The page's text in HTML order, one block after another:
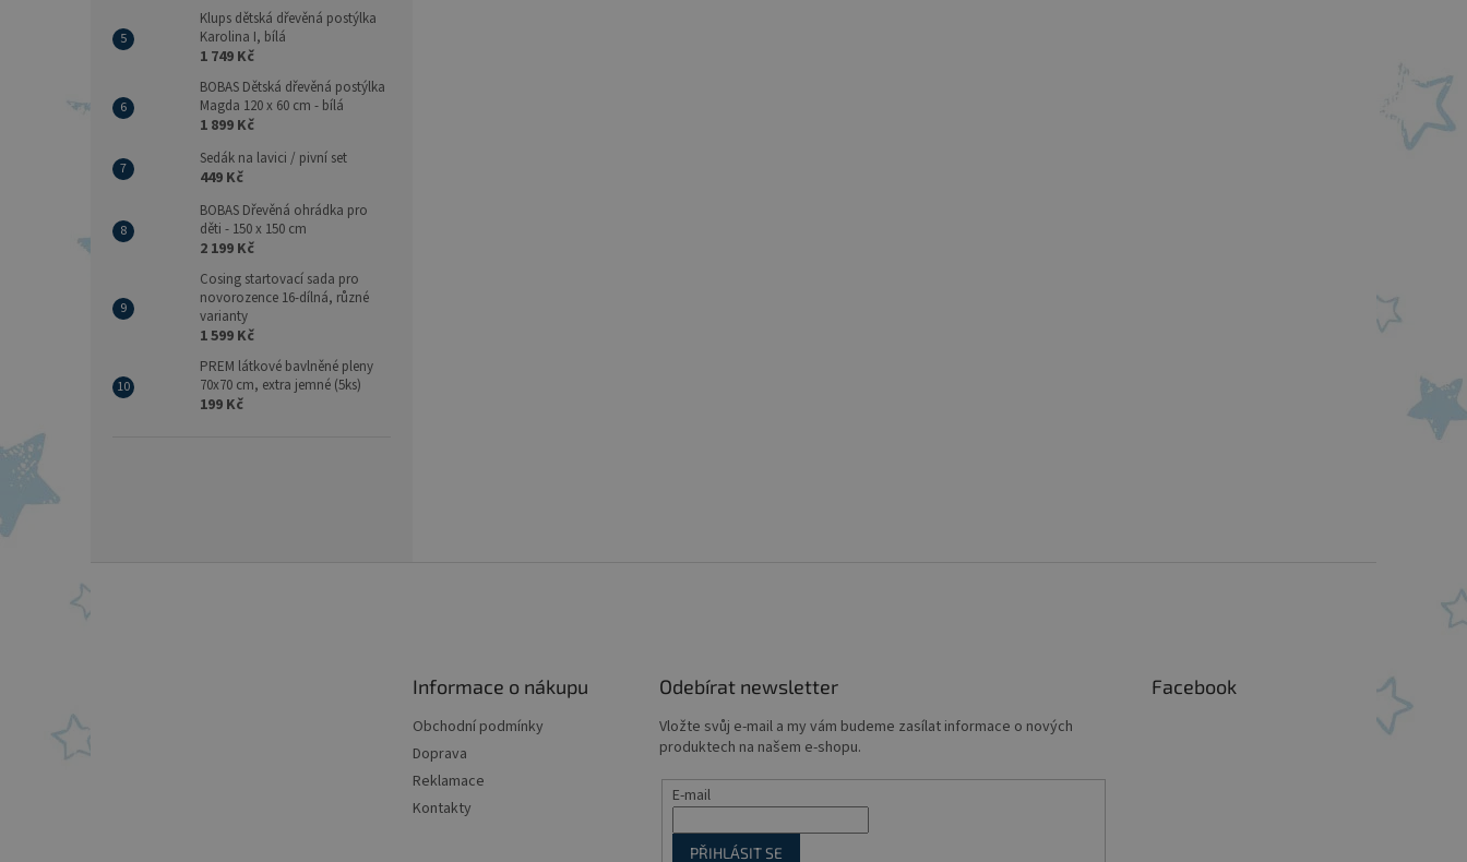
Klups dětská dřevěná postýlka
Karolina I, bílá
1 749 Kč
BOBAS Dětská dřevěná postýlka
Magda 120 x 60 cm - bílá
1 899 Kč
Sedák na lavici / pivní set
449 Kč
BOBAS Dřevěná ohrádka pro
děti - 150 x 150 cm
2 199 Kč
Cosing startovací sada pro
novorozence 16-dílná, různé
varianty
1 599 Kč
PREM látkové bavlněné pleny
70x70 cm, extra jemné (5ks)
199 Kč
Informace o nákupu
Obchodní podmínky
Doprava
Reklamace
Kontakty
Odebírat newsletter
Vložte svůj e-mail a my vám budeme zasílat informace o nových
produktech na našem e-shopu.
E-mail
PŘIHLÁSIT SE
Facebook